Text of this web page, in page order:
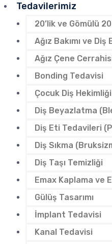
Tedavilerimiz
20’lik ve Gömülü
Ağız Bakımı ve Diş
Ağız Çene
Bonding Tedavisi
Çocuk Diş
Diş Beyazlatma
Diş Eti Tedavileri
Diş Sıkma
Diş Taşı Temizliği
Emax Kaplama ve
Gülüş Tasarımı
İmplant Tedavisi
Kanal Tedavisi